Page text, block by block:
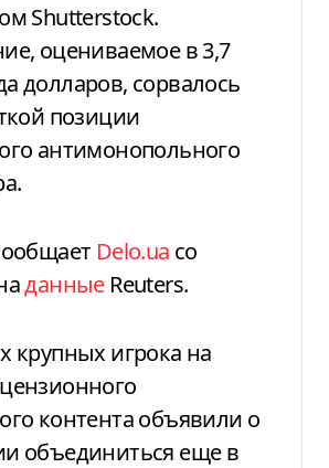
Shutterstock.
оцениваемое в 3,7
долларов, сорвалось
позиции
антимонопольного
Delo.ua со
данные Reuters.
крупных игрока на
контента объявили о
объединиться еще в